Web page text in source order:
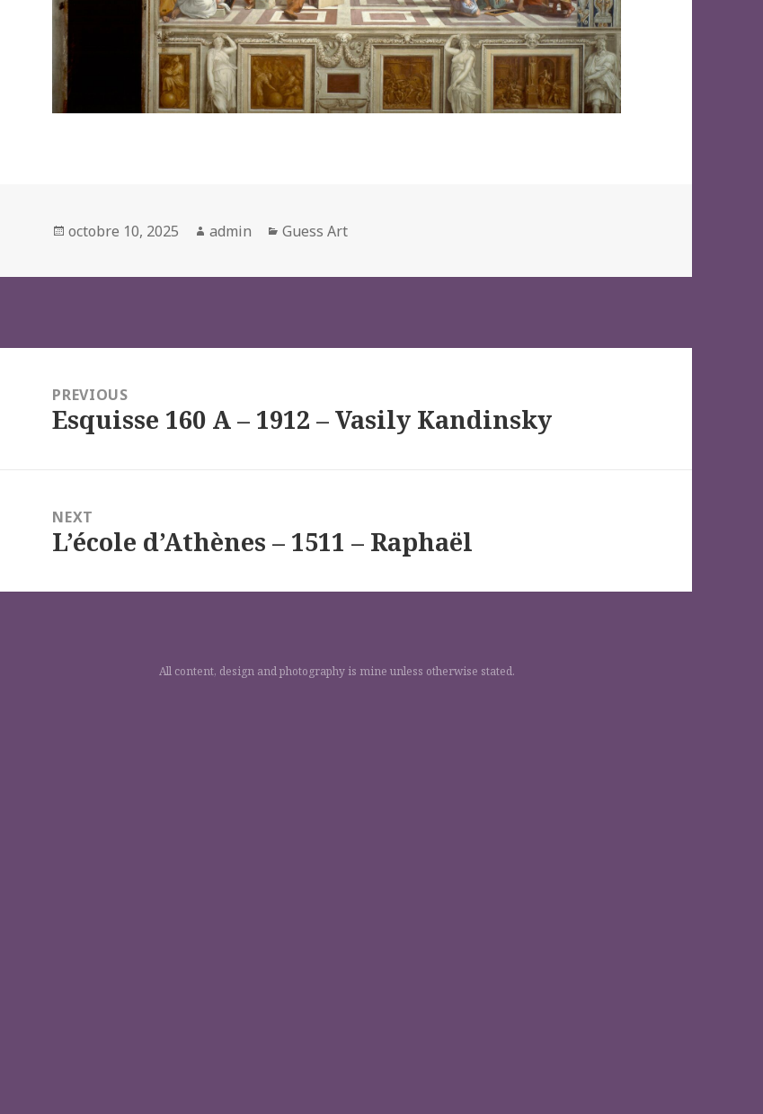
Posted
octobre 10, 2025 Author
admin Categories
Guess Art
PREVIOUS
Previous
Esquisse 160 A – 1912 – Vasily Kandinsky
NEXT
Next
L’école d’Athènes – 1511 – Raphaël
All content, design and photography is mine unless otherwise stated.